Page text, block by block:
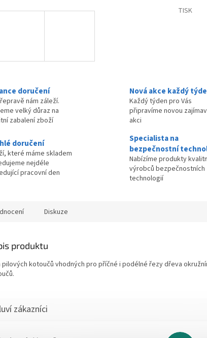
TISK
doručení
nám záleží.
velký důraz na
zabalení zboží
Nová akce každý
Každý týden pro Vás
připravíme novou
akci
doručení
které máme skladem
nejdéle
pracovní den
Specialista na
bezpečnostní
Nabízíme produkty
výrobců bezpečnostních
technologií
Diskuze
produktu
pilových kotoučů vhodných pro příčné i podélné řezy dřeva